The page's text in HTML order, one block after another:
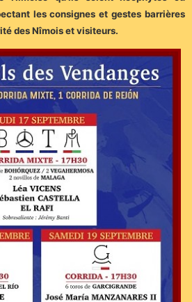
les consignes et gestes barrières
des Nîmois et visiteurs.